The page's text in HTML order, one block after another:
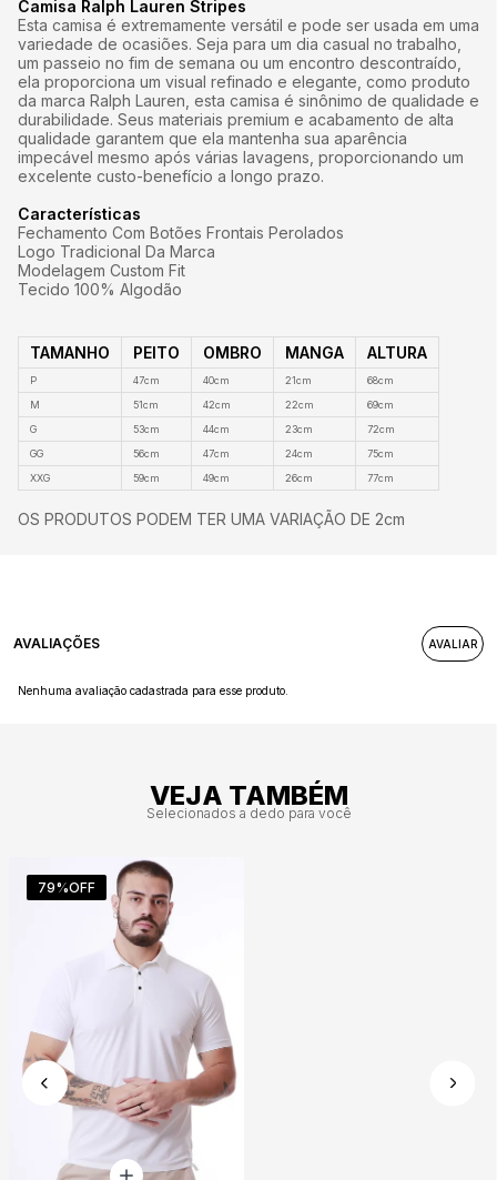
Camisa Ralph Lauren Stripes
Esta camisa é extremamente versátil e pode ser usada em uma
variedade de ocasiões. Seja para um dia casual no trabalho,
um passeio no fim de semana ou um encontro descontraído,
ela proporciona um visual refinado e elegante, como produto
da marca Ralph Lauren, esta camisa é sinônimo de qualidade e
durabilidade. Seus materiais premium e acabamento de alta
qualidade garantem que ela mantenha sua aparência
impecável mesmo após várias lavagens, proporcionando um
excelente custo-benefício a longo prazo.
Características
Fechamento Com Botões Frontais Perolados
Logo Tradicional Da Marca
Modelagem Custom Fit
Tecido 100% Algodão
TAMANHO PEITO OMBRO MANGA ALTURA
P 47cm 40cm 21cm
68cm
M
51cm 42cm 22cm
69cm
G
53cm 44cm 23cm
72cm
GG
56cm 47cm 24cm
75cm
XXG
59cm 49cm 26cm 77cm
OS PRODUTOS PODEM TER UMA VARIAÇÃO DE 2cm
AVALIAÇÕES
Nenhuma avaliação cadastrada para esse produto.
VEJA TAMBÉM
Selecionados a dedo para você
79%OFF